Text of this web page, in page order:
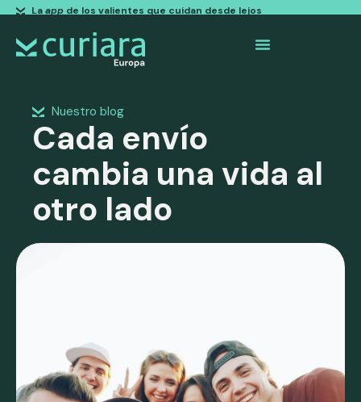
Laappde los valientes que cuidan desde lejos
Nuestro blog
Cada envío
cambia una vida al
otro lado